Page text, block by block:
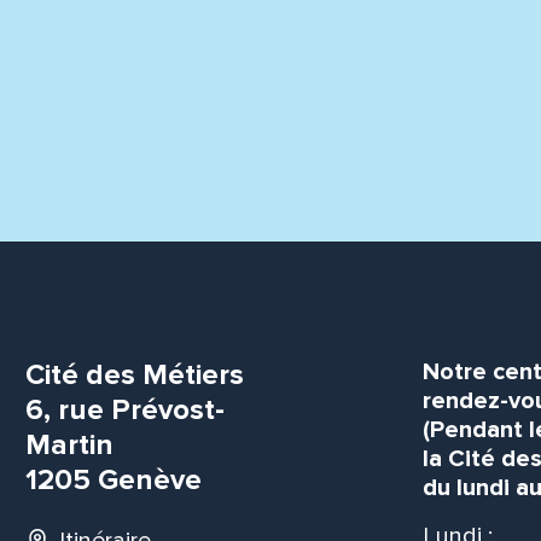
Cité des Métiers
6, rue Prévost-
Martin
1205 Genève
Notre
rendez-
(Pendant
la Cité
du lundi